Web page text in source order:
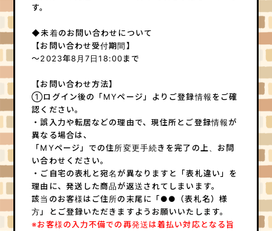
す。
◆未着のお問い合わせについて
【お問い合わせ受付期間】
～2023年8月7日18:00まで
【お問い合わせ方法】
①ログイン後の「MYページ」よりご登録情報をご確
認ください。
・誤入力や転居などの理由で、現住所とご登録情報が
異なる場合は、
「MYページ」での住所変更手続きを完了の上、お問
い合わせください。
・ご自宅の表札と宛名が異なりますと「表札違い」を
理由に、発送した商品が返送されてしまいます。
該当のお客様はご住所の末尾に「●●（表札名）様
方」とご登録いただきますようお願いいたします。
※お客様の入力不備での再発送は着払い対応となる旨